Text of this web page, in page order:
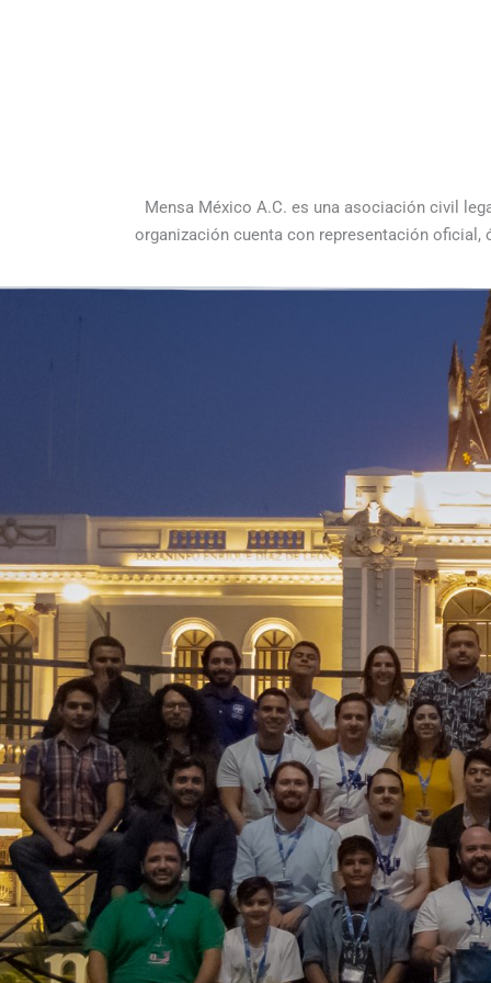
Mensa México A.C. es una asociación civil
organización cuenta con representación